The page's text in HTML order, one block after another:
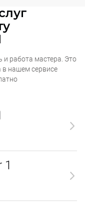
и работа мастера. Это
в нашем сервисе
1